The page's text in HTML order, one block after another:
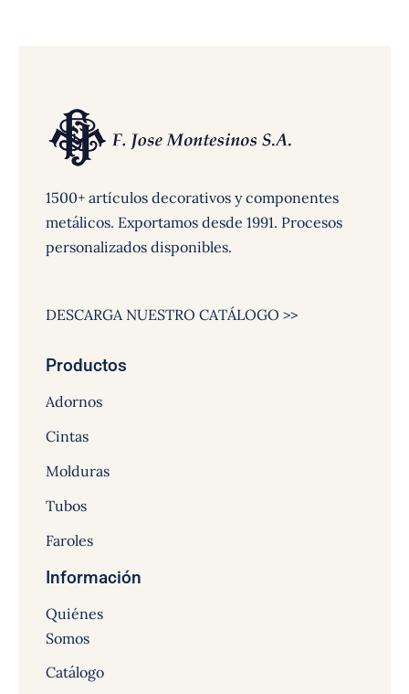
1500+ artículos decorativos y componentes
metálicos. Exportamos desde 1991. Procesos
personalizados disponibles.
DESCARGA NUESTRO CATÁLOGO >>
Productos
Adornos
Cintas
Molduras
Tubos
Faroles
Información
Quiénes
Somos
Catálogo